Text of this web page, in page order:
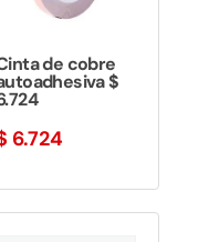
de cobre
$
6.724